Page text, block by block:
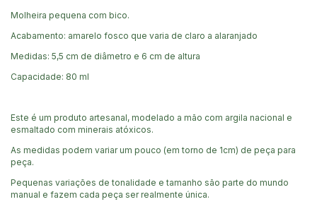
Molheira pequena com bico.
Acabamento: amarelo fosco que varia de claro a alaranjado
Medidas: 5,5 cm de diâmetro e 6 cm de altura
Capacidade: 80 ml
Este é um produto artesanal, modelado a mão com argila nacional e
esmaltado com minerais atóxicos.
As medidas podem variar um pouco (em torno de 1cm) de peça para
peça.
Pequenas variações de tonalidade e tamanho são parte do mundo
manual e fazem cada peça ser realmente única.